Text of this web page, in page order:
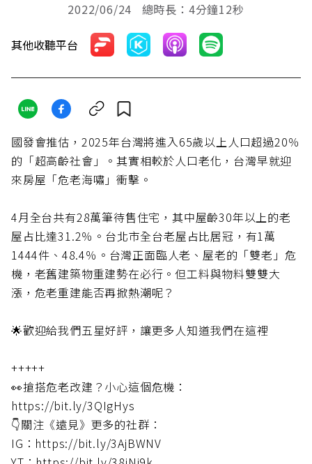
2022/06/24 總時長：4分鐘12秒
其他收聽平台
國發會推估，2025年台灣將進入65歲以上人口超過20％
的「超高齡社會」。其實相較於人口老化，台灣早就迎
來房屋「危老海嘯」衝擊。
4月全台共有28萬筆待售住宅，其中屋齡30年以上的老
屋占比達31.2％。台北市全台老屋占比居冠，有1萬
1444件、48.4％。台灣正面臨人老、屋老的「雙老」危
機，老舊建築物重建勢在必行。但工料與物料雙雙大
漲，危老重建能否再掀熱潮呢？
🌟歡迎給我們五星好評，讓更多人知道我們在這裡
+++++
👀搶搭危老改建？小心這個危機：
https://bit.ly/3QIgHys
👇關注《遠見》更多的社群：
IG：https://bit.ly/3AjBWNV